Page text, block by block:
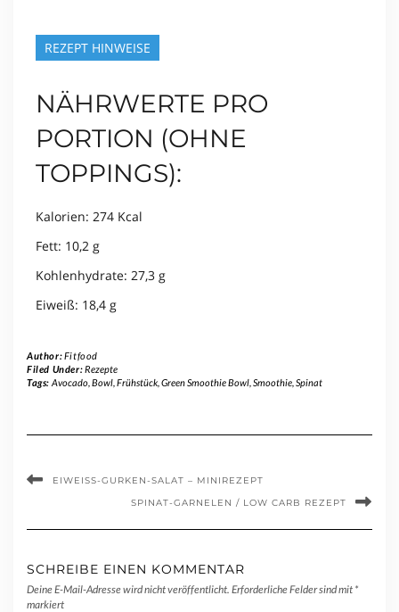
REZEPT HINWEISE
NÄHRWERTE PRO
PORTION (OHNE
TOPPINGS):
Kalorien: 274 Kcal
Fett: 10,2 g
Kohlenhydrate: 27,3 g
Eiweiß: 18,4 g
Author:Fitfood
Filed Under: Rezepte
Tags: Avocado, Bowl, Frühstück, Green Smoothie Bowl, Smoothie, Spinat
EIWEISS-GURKEN-SALAT – MINIREZEPT
SPINAT-GARNELEN / LOW CARB REZEPT
SCHREIBE EINEN KOMMENTAR
Deine E-Mail-Adresse wird nicht veröffentlicht. Erforderliche Felder sind mit *
markiert